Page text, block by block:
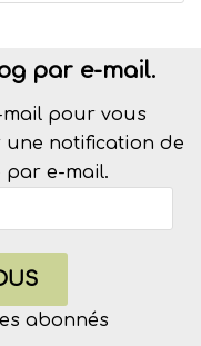
par e-mail.
mail pour vous
une notification de
par e-mail.
abonnés